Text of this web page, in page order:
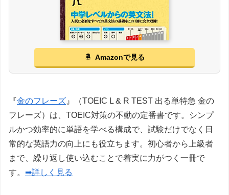
Amazonで見る
『金のフレーズ』（TOEIC L & R TEST 出る単特急 金の
フレーズ）は、TOEIC対策の不動の定番書です。シンプ
ルかつ効率的に単語を学べる構成で、試験だけでなく日
常的な英語力の向上にも役立ちます。初心者から上級者
まで、繰り返し使い込むことで着実に力がつく一冊で
す。 ➡詳しく見る